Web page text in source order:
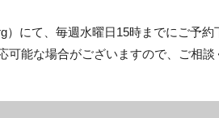
にて、毎週水曜日15時までにご予約
能な場合がございますので、ご相談